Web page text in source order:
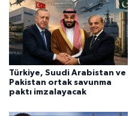
Türkiye, Suudi Arabistan ve
Pakistan ortak savunma
paktı imzalayacak